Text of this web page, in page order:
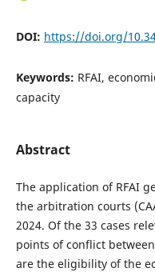
DOI: https://doi.org/
Keywords: RFAI,
capacity
Abstract
The application of RFAI
the arbitration courts
2024. Of the 33 cases
points of conflict
are the eligibility of the